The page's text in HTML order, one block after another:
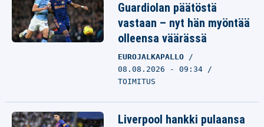
Guardiolan päätöstä
vastaan – nyt hän myöntää
olleensa väärässä
EUROJALKAPALLO
08.08.2026 - 09:34
TOIMITUS
Liverpool hankki pulaansa